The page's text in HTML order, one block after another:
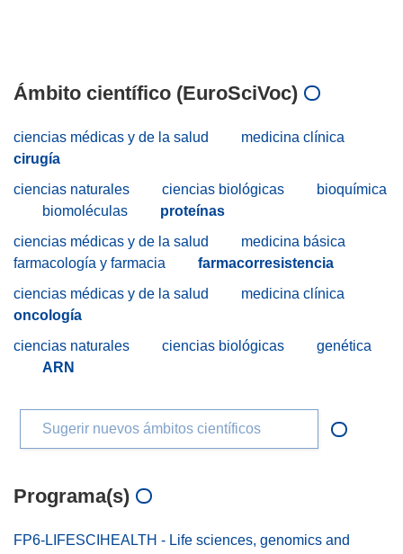
Ámbito científico (EuroSciVoc)
ciencias médicas y de la salud
medicina clínica
cirugía
ciencias naturales
ciencias biológicas
bioquímica
biomoléculas
proteínas
ciencias médicas y de la salud
medicina básica
farmacología y farmacia
farmacorresistencia
ciencias médicas y de la salud
medicina clínica
oncología
ciencias naturales
ciencias biológicas
genética
ARN
Sugerir nuevos ámbitos científicos
Programa(s)
FP6-LIFESCIHEALTH - Life sciences, genomics and